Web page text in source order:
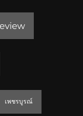
เพชรบูรณ์